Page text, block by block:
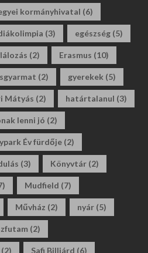
kormányhivatal (6)
(3) egészség (5)
(2) Erasmus (10)
(2) gyerekek (5)
Mátyás (2) határtalanul (3)
lenni jó (2)
Év fürdője (2)
(3) Könyvtár (2)
Mudfield (7)
Művház (2) nyár (5)
(2)
(2) Safi Billiárd (6)